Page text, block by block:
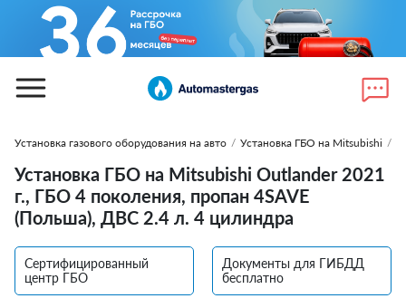
Установка газового оборудования на авто / Установка ГБО на Mitsubishi /
Установка ГБО на Mitsubishi Outlander 2021
г., ГБО 4 поколения, пропан 4SAVE
(Польша), ДВС 2.4 л. 4 цилиндра
Сертифицированный
центр ГБО
Документы для ГИБДД
бесплатно